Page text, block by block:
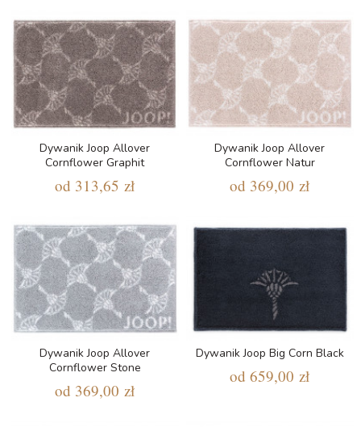
Dywanik Joop Allover
Cornflower Graphit
od 313,65 zł
Dywanik Joop Allover
Cornflower Natur
od 369,00 zł
Dywanik Joop Allover
Cornflower Stone
od 369,00 zł
Dywanik Joop Big Corn Black
od 659,00 zł